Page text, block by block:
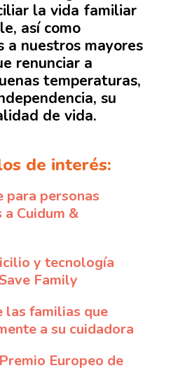
la vida familiar
así como
a nuestros mayores
renunciar a
temperaturas,
su
de vida.
de interés:
personas
Cuidum &
y tecnología
Family
las familias que
a su cuidadora
Europeo de